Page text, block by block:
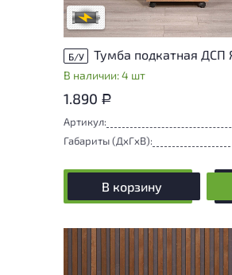
В обработке
Б/У
В наличии: 4 шт
1.890 Р
Артикул:
Габариты (ДxГxВ):
В корзину